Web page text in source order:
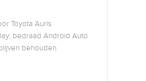
Toyota Auris
bedraad Android Auto
behouden